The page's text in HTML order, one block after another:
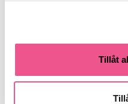
Tillåt
Wella SP Balance Scalp Lotion